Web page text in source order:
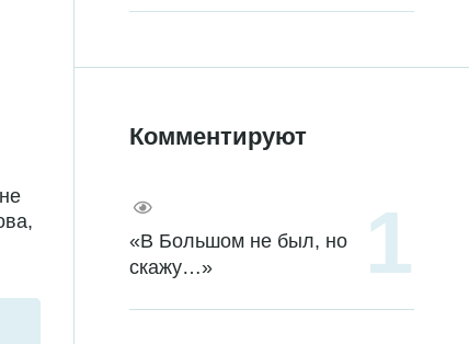
Комментируют
«В Большом не был, но
скажу…»